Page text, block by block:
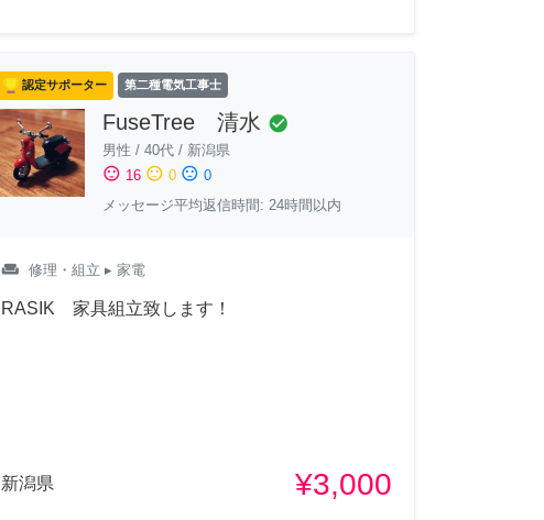
認定サポーター 第二種電気工事士
FuseTree 清水 check_circle
男性 / 40代/ 新潟県
sentiment_satisfied 16 sentiment_neutral 0 sentiment_dissatisfied 0
メッセージ平均返信時間: 24時間以内
weekend 修理・組立 ▸ 家電
RASIK 家具組立致します！
新潟県 ¥3,000